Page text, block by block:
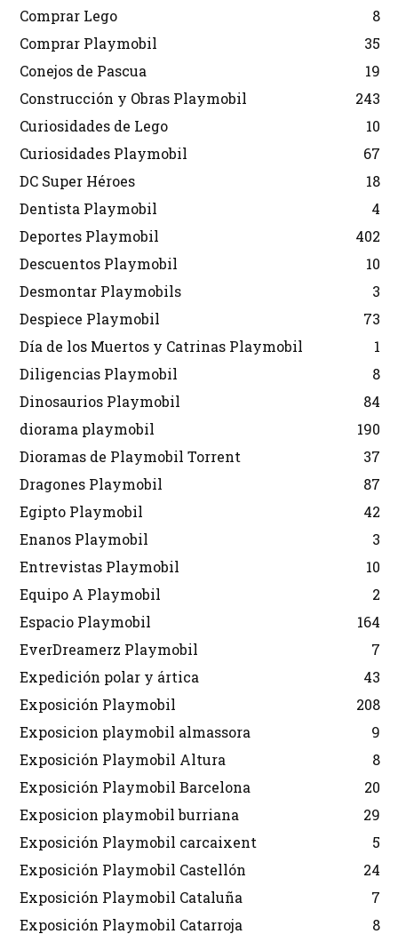
Comprar Lego
8
Comprar Playmobil
35
Conejos de Pascua
19
Construcción y Obras Playmobil
243
Curiosidades de Lego
10
Curiosidades Playmobil
67
DC Super Héroes
18
Dentista Playmobil
4
Deportes Playmobil
402
Descuentos Playmobil
10
Desmontar Playmobils
3
Despiece Playmobil
73
Día de los Muertos y Catrinas Playmobil
1
Diligencias Playmobil
8
Dinosaurios Playmobil
84
diorama playmobil
190
Dioramas de Playmobil Torrent
37
Dragones Playmobil
87
Egipto Playmobil
42
Enanos Playmobil
3
Entrevistas Playmobil
10
Equipo A Playmobil
2
Espacio Playmobil
164
EverDreamerz Playmobil
7
Expedición polar y ártica
43
Exposición Playmobil
208
Exposicion playmobil almassora
9
Exposición Playmobil Altura
8
Exposición Playmobil Barcelona
20
Exposicion playmobil burriana
29
Exposición Playmobil carcaixent
5
Exposición Playmobil Castellón
24
Exposición Playmobil Cataluña
7
Exposición Playmobil Catarroja
8